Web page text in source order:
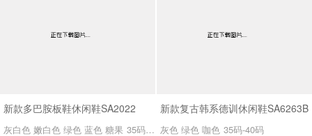
新款多巴胺板鞋休闲鞋SA2022
灰白色 嫩白色 绿色 蓝色 糖果 35码-39码
新款复古韩系德训休闲鞋SA6263B
灰色 绿色 咖色 35码-40码